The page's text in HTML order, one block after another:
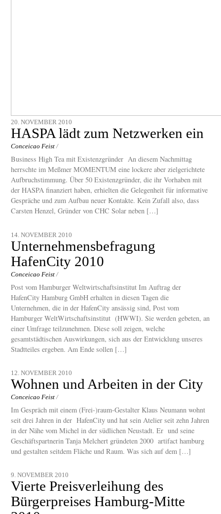
20. NOVEMBER 2010
HASPA lädt zum Netzwerken ein
Conceicao Feist /
Business High Tea mit Existenzgründer An diesem Nachmittag
herrschte im Meßmer MOMENTUM eine lockere aber zielgerichtete
Aufbruchstimmung. Über 50 Existenzgründer, die ihr Vorhaben mit
der HASPA finanziert haben, erhielten die Gelegenheit für informative
Gespräche und zum Aufbau neuer Kontakte. Kein Zufall also, dass
Carsten Henzel, Gründer von CHC Solar neben […]
14. NOVEMBER 2010
Unternehmensbefragung
HafenCity 2010
Conceicao Feist /
Post vom Hamburger Weltwirtschaftsinstitut Im Auftrag der
HafenCity Hamburg GmbH erhalten in diesen Tagen die
Unternehmen, die in der HafenCity ansässig sind, Post vom
Hamburger WeltWirtschaftsinstitut (HWWI). Sie werden gebeten, an
einer Umfrage teilzunehmen. Diese soll zeigen, welche
gesamtstädtischen Auswirkungen, sich aus der Entwicklung unseres
Stadtteiles ergeben. Am Ende sollen […]
12. NOVEMBER 2010
Wohnen und Arbeiten in der City
Conceicao Feist /
Im Gespräch mit einem (Frei-)raum-Gestalter Klaus Neumann wohnt
seit drei Jahren in der HafenCity und hat sein Atelier seit zehn Jahren
in der Nähe vom Michel in der südlichen Neustadt. Er und seine
Geschäftspartnerin Tanja Melchert gründeten 2000 artifact hamburg
und gestalten seitdem Fläche und Raum. Was sich auf dem […]
9. NOVEMBER 2010
Vierte Preisverleihung des
Bürgerpreises Hamburg-Mitte